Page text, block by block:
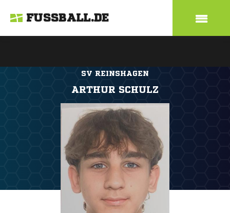
FUSSBALL.DE
SV REINSHAGEN
ARTHUR SCHULZ